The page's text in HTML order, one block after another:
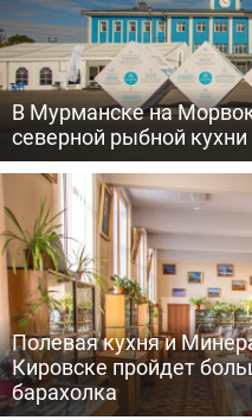
В Мурманске на
северной рыбной кухни
Полевая кухня и
Кировске пройдет
барахолка